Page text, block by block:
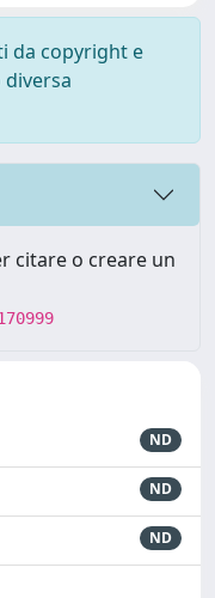
da copyright e
citare o creare un
ND
ND
ND